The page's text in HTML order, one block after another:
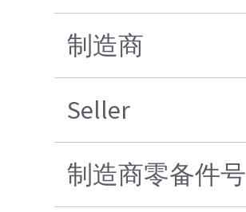
制造商
Seller
制造商零备件号